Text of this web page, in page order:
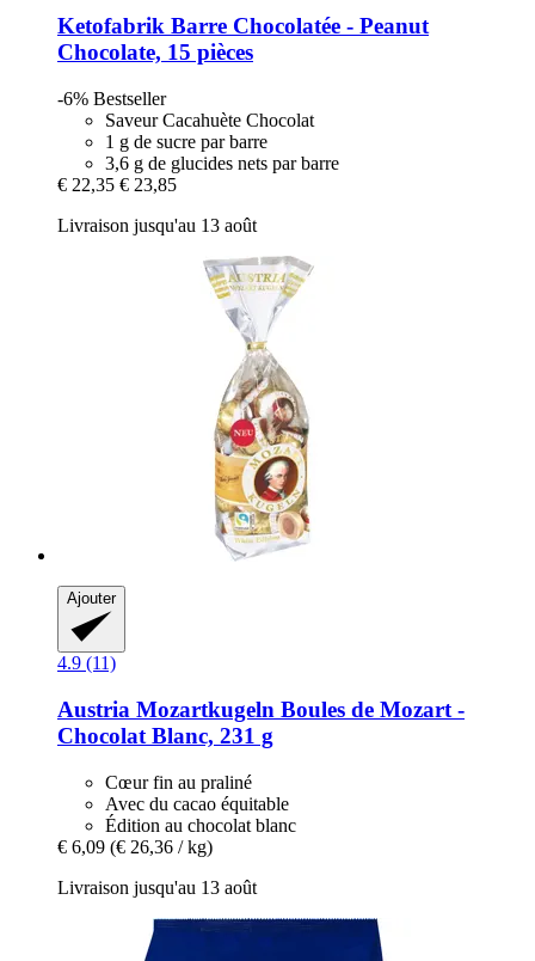
Ketofabrik Barre Chocolatée -​ Peanut
Chocolate, 15 pièces
-6% Bestseller
Saveur Cacahuète Chocolat
1 g de sucre par barre
3,6 g de glucides nets par barre
€ 22,35 € 23,85
Livraison jusqu'au 13 août
Ajouter
4.9 (11)
Austria Mozartkugeln Boules de Mozart -​
Chocolat Blanc, 231 g
Cœur fin au praliné
Avec du cacao équitable
Édition au chocolat blanc
€ 6,09 (€ 26,36 / kg)
Livraison jusqu'au 13 août